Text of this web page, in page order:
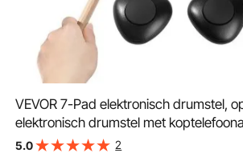
VEVOR 7-Pad elektronisch drumstel,
elektronisch drumstel met
voetpedalen, twee drumstokken,
5.0 2